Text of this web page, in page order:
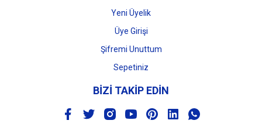
Yeni Üyelik
Üye Girişi
Şifremi Unuttum
Sepetiniz
BİZİ TAKİP EDİN